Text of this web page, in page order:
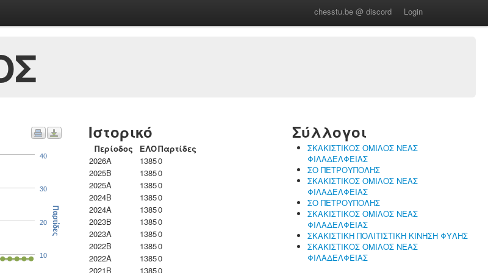
chesstu.be @ discord Login
10
20
30
40
Παρτίδες
Ιστορικό
Περίοδος ΕΛΟΠαρτίδες
2026A
13850
2025B
13850
2025A
13850
2024B
13850
2024A
13850
2023B
13850
2023Α
13850
2022B
13850
2022A
13850
2021B
13850
Σύλλογοι
ΣΚΑΚΙΣΤΙΚΟΣ ΟΜΙΛΟΣ ΝΕΑΣ
ΦΙΛΑΔΕΛΦΕΙΑΣ
ΣΟ ΠΕΤΡΟΥΠΟΛΗΣ
ΣΚΑΚΙΣΤΙΚΟΣ ΟΜΙΛΟΣ ΝΕΑΣ
ΦΙΛΑΔΕΛΦΕΙΑΣ
ΣΟ ΠΕΤΡΟΥΠΟΛΗΣ
ΣΚΑΚΙΣΤΙΚΟΣ ΟΜΙΛΟΣ ΝΕΑΣ
ΦΙΛΑΔΕΛΦΕΙΑΣ
ΣΚΑΚΙΣΤΙΚΗ ΠΟΛΙΤΙΣΤΙΚΗ ΚΙΝΗΣΗ ΦΥΛΗΣ
ΣΚΑΚΙΣΤΙΚΟΣ ΟΜΙΛΟΣ ΝΕΑΣ
ΦΙΛΑΔΕΛΦΕΙΑΣ